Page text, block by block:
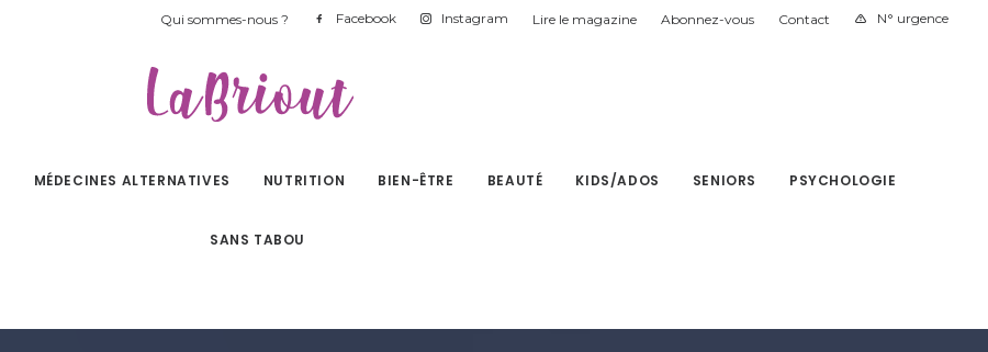
Qui sommes-nous ? Facebook Instagram Lire le magazine Abonnez-vous Contact N° urgence
MÉDECINES ALTERNATIVES NUTRITION BIEN-ÊTRE BEAUTÉ KIDS/ADOS SENIORS PSYCHOLOGIE
SANS TABOU